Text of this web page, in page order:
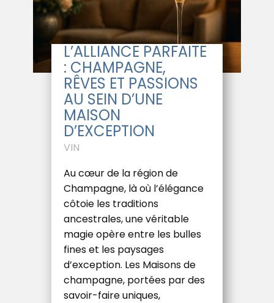
L’ALLIANCE PARFAITE
: CHAMPAGNE,
RÊVES ET PASSIONS
AU SEIN D’UNE
MAISON
D’EXCEPTION
VIN
Au cœur de la région de
Champagne, là où l’élégance
côtoie les traditions
ancestrales, une véritable
magie opère entre les bulles
fines et les paysages
d’exception. Les Maisons de
champagne, portées par des
savoir-faire uniques,